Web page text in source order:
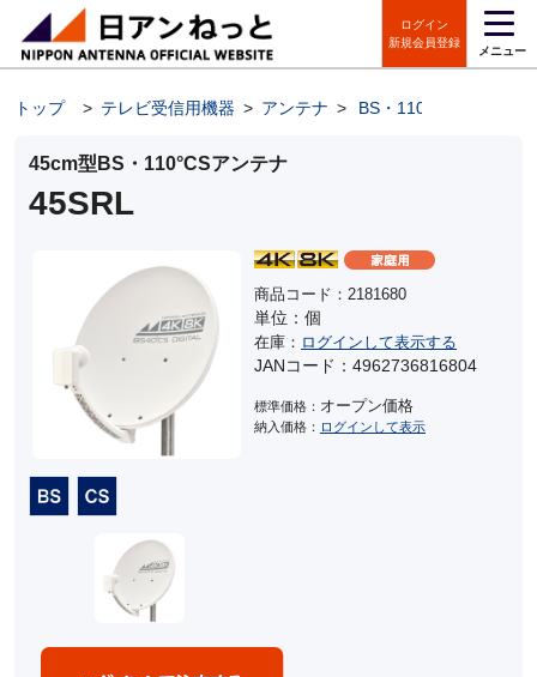
ログイン
新規会員登録
メニュー
トップ > テレビ受信用機器 > アンテナ > BS・110°CSアンテナ
45cm型BS・110°CSアンテナ
45SRL
商品コード：2181680
単位：個
在庫： ログインして表示する
JANコード：4962736816804
標準価格： オープン価格
納入価格： ログインして表示